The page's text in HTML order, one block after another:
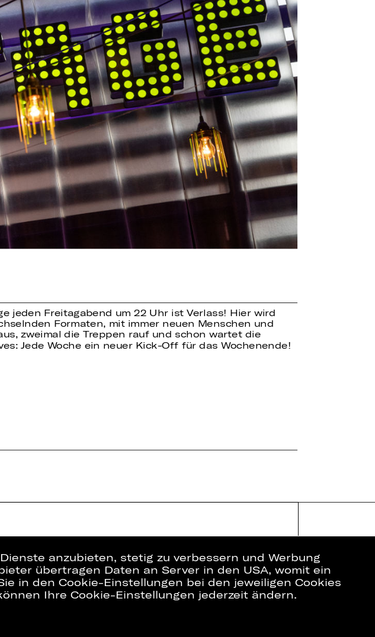
jeden Freitagabend um 22 Uhr ist Verlass! Hier wird
Formaten, mit immer neuen Menschen und
zweimal die Treppen rauf und schon wartet die
Jede Woche ein neuer Kick-Off für das Wochenende!
anzubieten, stetig zu verbessern und Werbung
übertragen Daten an Server in den USA, womit ein
in den Cookie-Einstellungen bei den jeweiligen Cookies
Ihre Cookie-Einstellungen jederzeit ändern.